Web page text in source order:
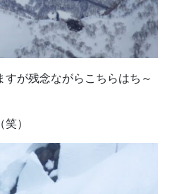
が残念ながらこちらはち～
）